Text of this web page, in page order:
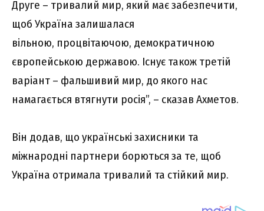
Друге – тривалий мир, який має забезпечити,
щоб Україна залишалася
вільною, процвітаючою, демократичною
європейською державою. Існує також третій
варіант – фальшивий мир, до якого нас
намагається втягнути росія”, – сказав Ахметов.
Він додав, що українські захисники та
міжнародні партнери борються за те, щоб
Україна отримала тривалий та стійкий мир.